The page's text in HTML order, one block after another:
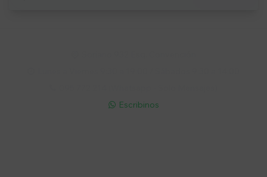
 Escribinos